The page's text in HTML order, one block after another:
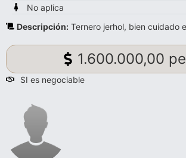
No aplica
Descripción: Ternero jerhol, bien cuidado
1.600.000,00
SI es negociable